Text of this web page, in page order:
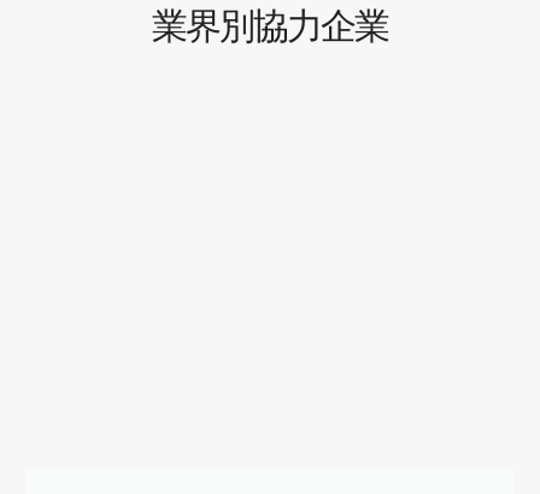
業界別協力企業